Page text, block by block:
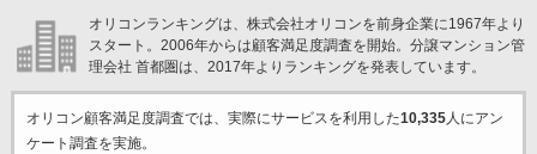
オリコンランキングは、株式会社オリコンを前身企業に1967年より
スタート。2006年からは顧客満足度調査を開始。分譲マンション管
理会社 首都圏は、2017年よりランキングを発表しています。
オリコン顧客満足度調査では、実際にサービスを利用した10,335人にアン
ケート調査を実施。